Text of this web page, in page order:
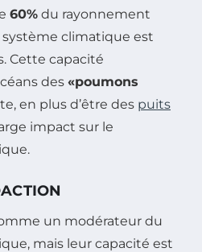
60% du rayonnement
climatique est
Cette capacité
des «poumons
en plus d’être des puits
impact sur le
un modérateur du
mais leur capacité est